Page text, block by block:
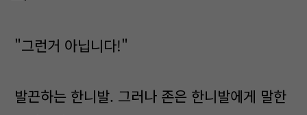
"그런거 아닙니다!"
발끈하는 한니발. 그러나 존은 한니발에게 말한